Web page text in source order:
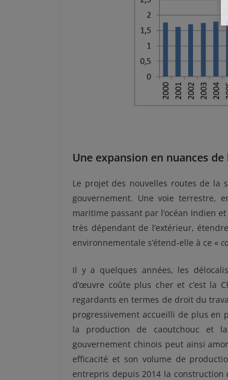
Une expansion en nuances de
Le projet des nouvelles routes de la
gouvernement. Une voie terrestre,
maritime passant par l’océan Indien
très dépendant de l’extérieur,
environnementale s’étend-elle à ce «
Il y a quelques années, les
d’œuvre coûte plus cher et c’est la
regardants en termes de droit du
progressivement accueilli de plus en
la production de caoutchouc et
gouvernement chinois peut ainsi
efficacité et son volume de
entrepris depuis 2014 la construction